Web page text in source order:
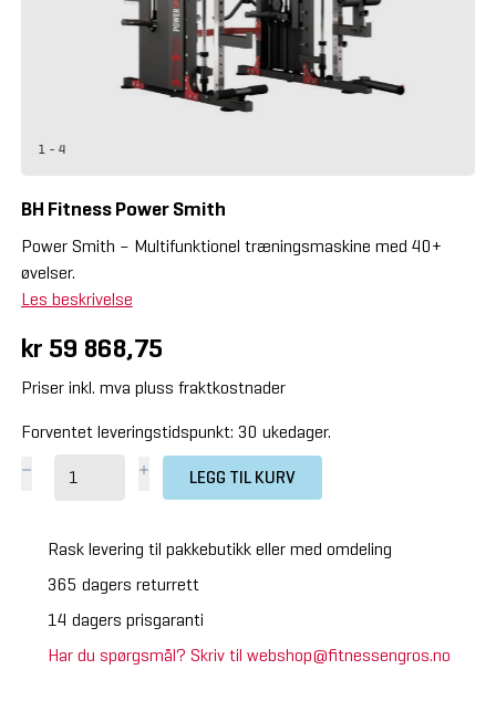
1 - 4
BH Fitness Power Smith
Power Smith – Multifunktionel træningsmaskine med 40+
øvelser.
Les beskrivelse
kr 59 868,75
Priser inkl. mva pluss fraktkostnader
Forventet leveringstidspunkt: 30 ukedager.
LEGG TIL KURV
Rask levering til pakkebutikk eller med omdeling
365 dagers returrett
14 dagers prisgaranti
Har du spørgsmål? Skriv til webshop@fitnessengros.no